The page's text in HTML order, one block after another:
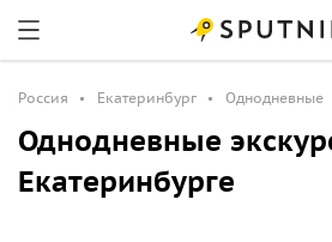
Россия Екатеринбург Однодневные
Однодневные
Екатеринбурге